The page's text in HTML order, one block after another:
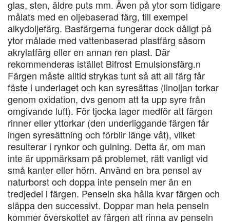
glas, sten, äldre puts mm. Även på ytor som tidigare
målats med en oljebaserad färg, till exempel
alkydoljefärg. Basfärgerna fungerar dock dåligt på
ytor målade med vattenbaserad plastfärg såsom
akrylatfärg eller en annan ren plast. Där
rekommenderas istället Bifrost Emulsionsfärg.n
Färgen måste alltid strykas tunt så att all färg får
fäste i underlaget och kan syresättas (linoljan torkar
genom oxidation, dvs genom att ta upp syre från
omgivande luft). För tjocka lager medför att färgen
rinner eller yttorkar (den underliggande färgen får
ingen syresättning och förblir länge våt), vilket
resulterar i rynkor och gulning. Detta är, om man
inte är uppmärksam på problemet, rätt vanligt vid
små kanter eller hörn. Använd en bra pensel av
naturborst och doppa inte penseln mer än en
tredjedel i färgen. Penseln ska hålla kvar färgen och
släppa den successivt. Doppar man hela penseln
kommer överskottet av färgen att rinna av penseln